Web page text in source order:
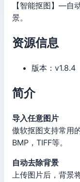
【智能抠图】—自
景。
资源信息
版本：v1.8.4
简介
导入任意图片
傲软抠图支持常用
BMP，TIFF等。
自动去除背景
上传图片后，背景